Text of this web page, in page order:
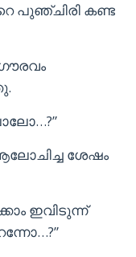
പുഞ്ചിരി കണ്ട
ശേഷം
ഇവിടുന്ന്